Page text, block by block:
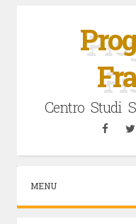
Centro Studi
MENU